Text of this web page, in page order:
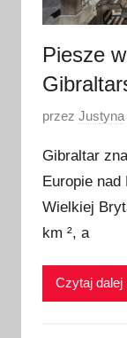
Piesze
O
u
b
l
i
w
przez Justyna
Gibraltar
Europie
Wielkiej
km ², a
Czytaj dalej